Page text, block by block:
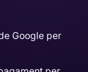
Google per